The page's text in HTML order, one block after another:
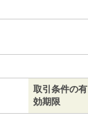
取引条件の有
効期限